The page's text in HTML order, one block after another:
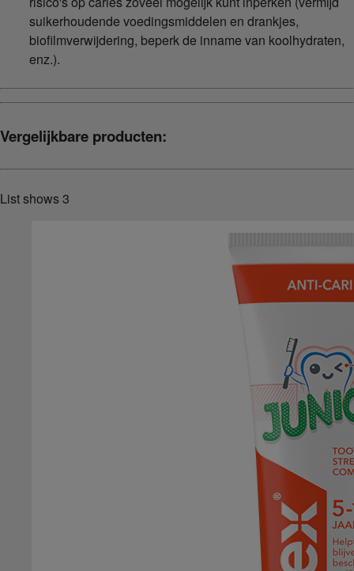
suikerhoudende voedingsmiddelen en drankjes,
biofilmverwijdering, beperk de inname van koolhydraten,
enz.).
Vergelijkbare producten:
List shows3